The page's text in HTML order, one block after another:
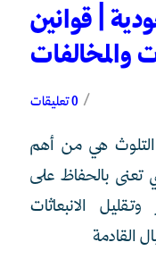
| قوانين
والمخالفات
/ 0 تعليقات
التلوث هي من أهم
المملكة 2030 والتي تعنى بالحفاظ على
الانبعاثات
القادمة